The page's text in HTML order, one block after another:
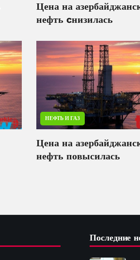
Цена на
нефть cнизилась
НЕФТЬ И ГАЗ
Цена на
нефть повысилась
Последние